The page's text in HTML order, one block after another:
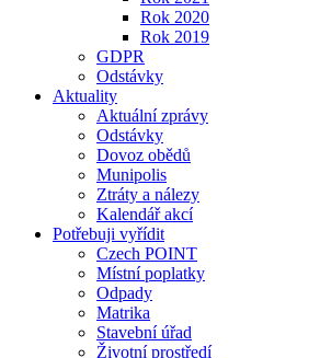
Rok 2020
Rok 2019
GDPR
Odstávky
Aktuality
Aktuální zprávy
Odstávky
Dovoz obědů
Munipolis
Ztráty a nálezy
Kalendář akcí
Potřebuji vyřídit
Czech POINT
Místní poplatky
Odpady
Matrika
Stavební úřad
Životní prostředí